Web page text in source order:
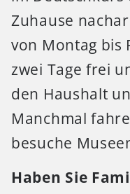
Zuhause
von Montag bis
zwei Tage frei
den Haushalt
Manchmal
besuche
Haben Sie